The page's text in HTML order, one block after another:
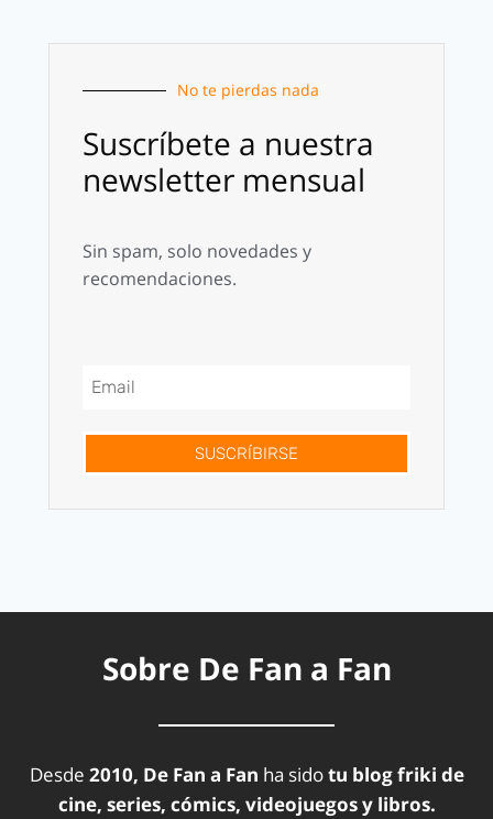
No te pierdas nada
Suscríbete a nuestra
newsletter mensual
Sin spam, solo novedades y
recomendaciones.
SUSCRÍBIRSE
Sobre De Fan a Fan
Desde 2010, De Fan a Fan ha sidotu blog friki de
cine, series, cómics, videojuegos y libros.